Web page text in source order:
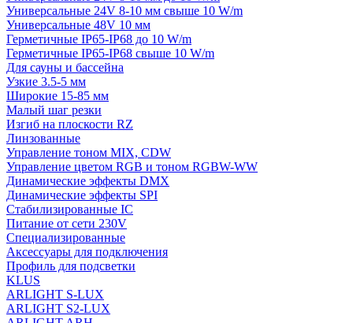
Универсальные 24V 8-10 мм свыше 10 W/m
Универсальные 48V 10 мм
Герметичные IP65-IP68 до 10 W/m
Герметичные IP65-IP68 свыше 10 W/m
Для сауны и бассейна
Узкие 3.5-5 мм
Широкие 15-85 мм
Малый шаг резки
Изгиб на плоскости RZ
Линзованные
Управление тоном MIX, CDW
Управление цветом RGB и тоном RGBW-WW
Динамические эффекты DMX
Динамические эффекты SPI
Стабилизированные IC
Питание от сети 230V
Специализированные
Аксессуары для подключения
Профиль для подсветки
KLUS
ARLIGHT S-LUX
ARLIGHT S2-LUX